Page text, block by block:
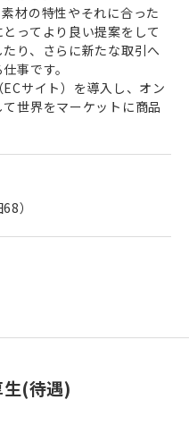
材の特性やそれに合った
ってより良い提案をして
り、さらに新たな取引へ
事です。
サイト）を導入し、オン
世界をマーケットに商品
）
生(待遇)